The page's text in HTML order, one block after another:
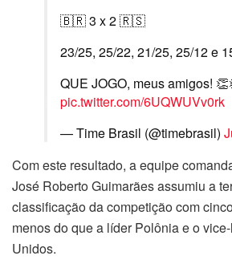
🇧🇷 3 x 2 🇷🇸
23/25, 25/22, 21/25, 25/12 e
QUE JOGO, meus amigos!
pic.twitter.com/6UQWUVv0rk
— Time Brasil (@timebrasil)
Com este resultado, a equipe
José Roberto Guimarães assumiu a
classificação da competição com
menos do que a líder Polônia e o
Unidos.